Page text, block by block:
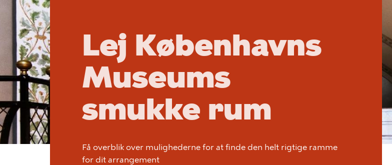
Lej Københavns
Museums
smukke rum
Få overblik over mulighederne for at finde den helt rigtige ramme
for dit arrangement